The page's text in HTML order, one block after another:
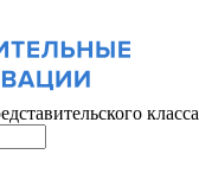
класса